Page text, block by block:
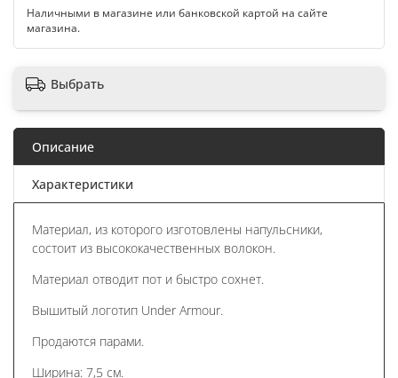
Наличными в магазине или банковской картой на сайте
магазина.
Выбрать
Описание
Характеристики
Материал, из которого изготовлены напульсники,
состоит из высококачественных волокон.
Материал отводит пот и быстро сохнет.
Вышитый логотип Under Armour.
Продаются парами.
Ширина: 7,5 см.